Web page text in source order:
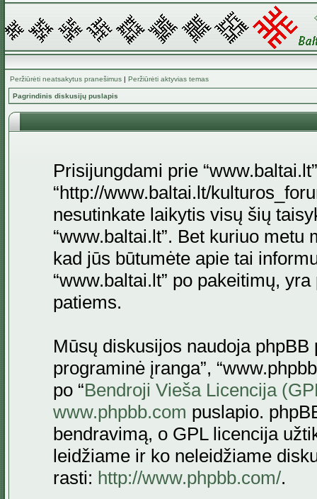
Peržiūrėti neatsakytus pranešimus | Peržiūrėti aktyvias temas
Pagrindinis diskusijų puslapis
Prisijungdami prie
“http://www.baltai.lt/
nesutinkate laikytis visų šių
“www.baltai.lt”. Bet kuriuo
kad jūs būtumėte apie tai
“www.baltai.lt” po pakeitimų,
patiems.
Mūsų diskusijos naudoja phpBB
programinė įranga”,
po “Bendroji Vieša Licencija
www.phpbb.com puslapio.
bendravimą, o GPL licencija
leidžiame ir ko neleidžiame
rasti: http://www.phpbb.com/.